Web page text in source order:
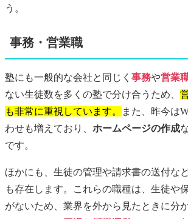
う。
事務・営業職
塾にも一般的な会社と同じく 事務や営業
ない生徒数を多くの塾で分け合うため、
も非常に重視しています。
また、昨今は
わせも増えており、 ホームページの作成
です。
ほかにも、生徒の管理や請求書の送付な
も存在します。これらの職種は、生徒や
がないため、業界を外から見たときに分